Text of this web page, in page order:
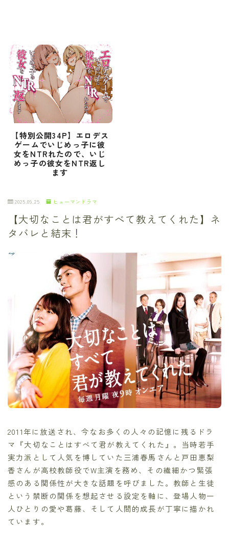
【特別公開34P】エロデス
ゲームでいじめっ子に彼
女をNTRれたので、いじ
めっ子の彼女をNTR返し
ます
2025.09.25 ヒューマンドラマ
【大切なことは君がすべて教えてくれた】ネ
タバレと結末！
2011年に放送され、今なお多くの人々の記憶に残るドラ
マ『大切なことはすべて君が教えてくれた』。当時若手
実力派として人気を博していた三浦春馬さんと戸田恵梨
香さんが高校教師役でW主演を務め、その繊細かつ緊張
感のある関係性が大きな話題を呼びました。教師と生徒
という禁断の関係を想起させる設定を軸に、登場人物一
人ひとりの愛や葛藤、そして人間的成長が丁寧に描かれ
ています。